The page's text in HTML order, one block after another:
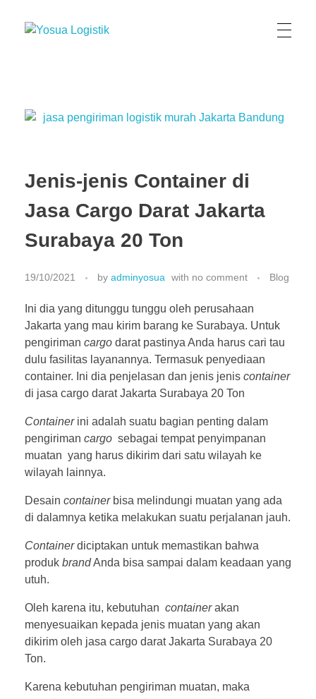
Jenis-jenis Container di
Jasa Cargo Darat Jakarta
Surabaya 20 Ton
19/10/2021 by adminyosua with no comment Blog
Ini dia yang ditunggu tunggu oleh perusahaan
Jakarta yang mau kirim barang ke Surabaya. Untuk
pengiriman cargo darat pastinya Anda harus cari tau
dulu fasilitas layanannya. Termasuk penyediaan
container. Ini dia penjelasan dan jenis jenis container
di jasa cargo darat Jakarta Surabaya 20 Ton
Containerini adalah suatu bagian penting dalam
pengiriman cargo sebagai tempat penyimpanan
muatan yang harus dikirim dari satu wilayah ke
wilayah lainnya.
Desain containerbisa melindungi muatan yang ada
di dalamnya ketika melakukan suatu perjalanan jauh.
Containerdiciptakan untuk memastikan bahwa
produk brandAnda bisa sampai dalam keadaan yang
utuh.
Oleh karena itu, kebutuhan containerakan
menyesuaikan kepada jenis muatan yang akan
dikirim oleh jasa cargo darat Jakarta Surabaya 20
Ton.
Karena kebutuhan pengiriman muatan, maka